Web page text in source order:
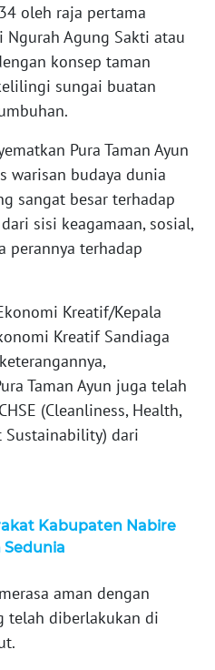
oleh raja pertama
Ngurah Agung Sakti atau
konsep taman
sungai buatan
Pura Taman Ayun
warisan budaya dunia
sangat besar terhadap
sisi keagamaan, sosial,
perannya terhadap
Kreatif/Kepala
Kreatif Sandiaga
Taman Ayun juga telah
(Cleanliness, Health,
Sustainability) dari
Kabupaten Nabire
Sedunia
aman dengan
telah diberlakukan di